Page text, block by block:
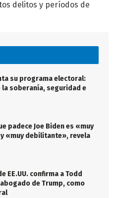
delitos y períodos de
su programa electoral:
la soberanía, seguridad e
padece Joe Biden es «muy
«muy debilitante», revela
EE.UU. confirma a Todd
de Trump, como